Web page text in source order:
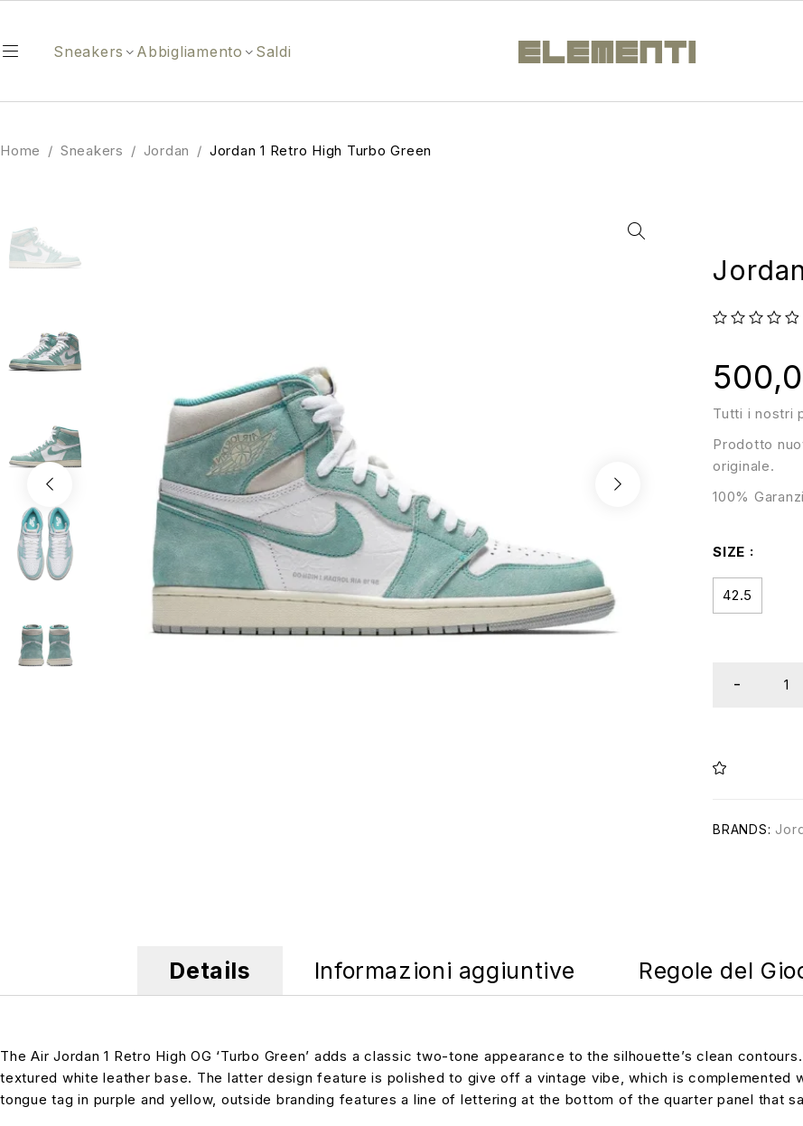
Sneakers Abbigliamento Saldi
Home / Sneakers / Jordan / Jordan 1 Retro High Turbo Green
Tutti i nostri
Prodotto
originale.
100%
SIZE
42.5
BRANDS:
Details Informazioni aggiuntive Regole del
The Air Jordan 1 Retro High OG ‘Turbo Green’ adds a classic two-tone appearance to the silhouette’s clean
textured white leather base. The latter design feature is polished to give off a vintage vibe, which is complemented
tongue tag in purple and yellow, outside branding features a line of lettering at the bottom of the quarter panel that